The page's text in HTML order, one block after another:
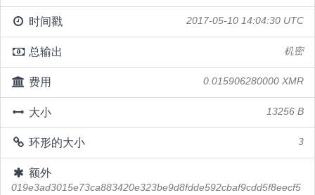
时间戳 2017-05-10 14:04:30 UTC
总输出 机密
费用 0.015906280000 XMR
大小 13256 B
环形的大小 3
额外
019e3ad3015e73ca883420e323be9d8fdde592cbaf9cdd5f8eecf5